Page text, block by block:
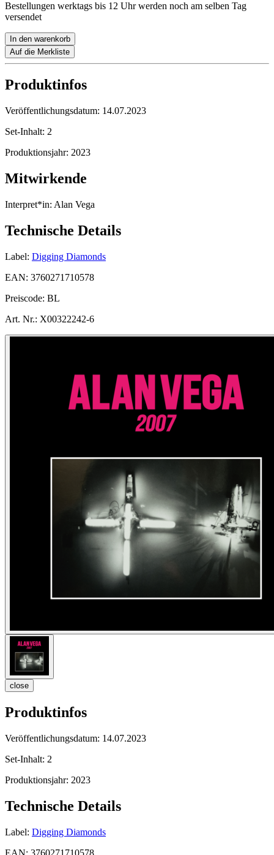
Bestellungen werktags bis 12 Uhr werden noch am selben Tag
versendet
In den warenkorb
Auf die Merkliste
Produktinfos
Veröffentlichungsdatum: 14.07.2023
Set-Inhalt: 2
Produktionsjahr: 2023
Mitwirkende
Interpret*in: Alan Vega
Technische Details
Label: Digging Diamonds
EAN: 3760271710578
Preiscode: BL
Art. Nr.: X00322242-6
close
Produktinfos
Veröffentlichungsdatum: 14.07.2023
Set-Inhalt: 2
Produktionsjahr: 2023
Technische Details
Label: Digging Diamonds
EAN: 3760271710578